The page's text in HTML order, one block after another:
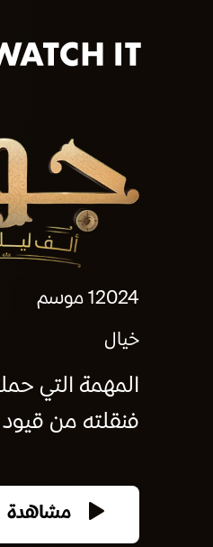
20241 موسم
خيال
‏المهمة التي
فنقلته من
مشاهدة